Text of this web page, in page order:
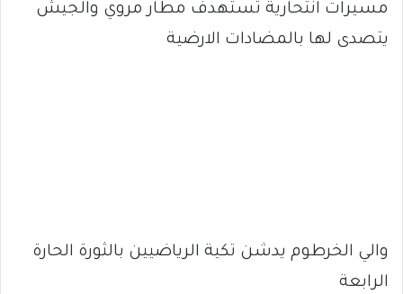
مسيرات انتحارية تستهدف مطار مروي والجيش
يتصدى لها بالمضادات الارضية
والي الخرطوم يدشن تكية الرياضيين بالثورة الحارة
الرابعة